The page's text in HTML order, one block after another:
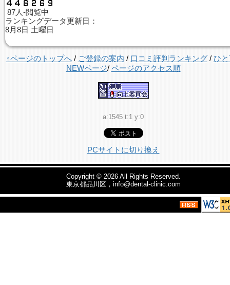
87人-閲覧中
ランキングデータ更新日：
8月8日 土曜日
↑ページのトップへ/ ご登録の案内 / 口コミ評判ランキング/ ひ
NEWページ/ ページのアクセス順
a:1545 t:1 y:0
PCサイトに切り換え
Copyright © 2026 All Rights Reserved.
東京都品川区，info@dental-clinic.com